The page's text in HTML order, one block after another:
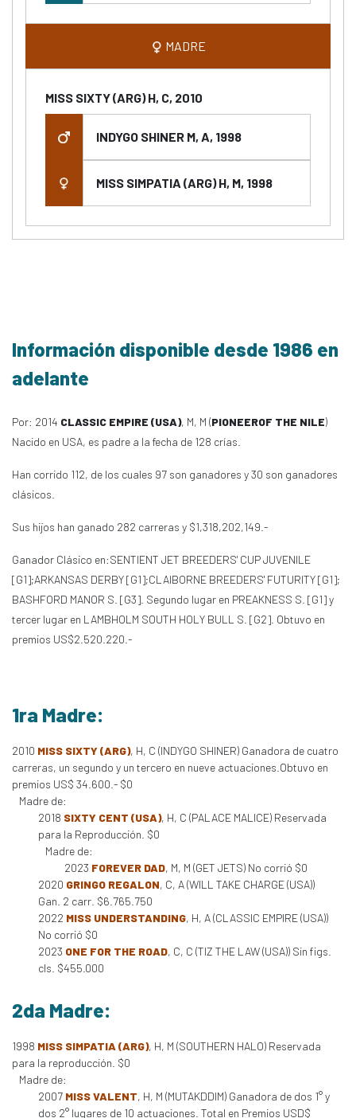
MADRE
MISS SIXTY (ARG) H, C, 2010
INDYGO SHINER M, A, 1998
MISS SIMPATIA (ARG) H, M, 1998
Información disponible desde 1986 en
adelante
Por: 2014 CLASSIC EMPIRE (USA), M, M (PIONEEROF THE NILE)
Nacido en USA, es padre a la fecha de 128 crías.
Han corrido 112, de los cuales 97 son ganadores y 30 son ganadores
clásicos.
Sus hijos han ganado 282 carreras y $1,318,202,149.-
Ganador Clásico en:SENTIENT JET BREEDERS' CUP JUVENILE
[G1];ARKANSAS DERBY [G1];CLAIBORNE BREEDERS' FUTURITY [G1];
BASHFORD MANOR S. [G3]. Segundo lugar en PREAKNESS S. [G1] y
tercer lugar en LAMBHOLM SOUTH HOLY BULL S. [G2]. Obtuvo en
premios US$2.520.220.-
1ra Madre:
2010 MISS SIXTY (ARG), H, C (INDYGO SHINER) Ganadora de cuatro
carreras, un segundo y un tercero en nueve actuaciones.Obtuvo en
premios US$ 34.600.- $0
Madre de:
2018 SIXTY CENT (USA), H, C (PALACE MALICE) Reservada
para la Reproducción. $0
Madre de:
2023 FOREVER DAD, M, M (GET JETS) No corrió $0
2020 GRINGO REGALON, C, A (WILL TAKE CHARGE (USA))
Gan. 2 carr. $6.765.750
2022 MISS UNDERSTANDING, H, A (CLASSIC EMPIRE (USA))
No corrió $0
2023 ONE FOR THE ROAD, C, C (TIZ THE LAW (USA)) Sin figs.
cls. $455.000
2da Madre:
1998 MISS SIMPATIA (ARG), H, M (SOUTHERN HALO) Reservada
para la reproducción. $0
Madre de:
2007 MISS VALENT, H, M (MUTAKDDIM) Ganadora de dos 1° y
dos 2° lugares de 10 actuaciones. Total en Premios USD$